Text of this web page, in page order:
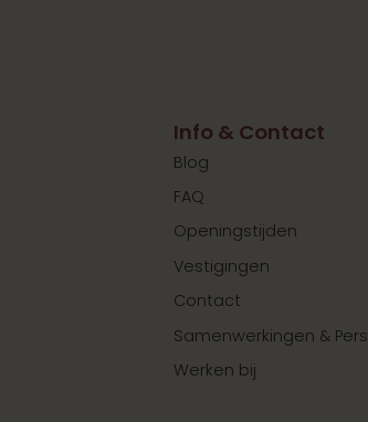
Info & Contact
Blog
FAQ
Openingstijden
Vestigingen
Contact
Samenwerkingen & Pers
Werken bij